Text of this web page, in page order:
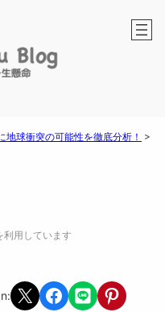
球衝突の可能性を徹底分析！
>
利用しています
Share on X Share on Facebook
Share on LINEShare on